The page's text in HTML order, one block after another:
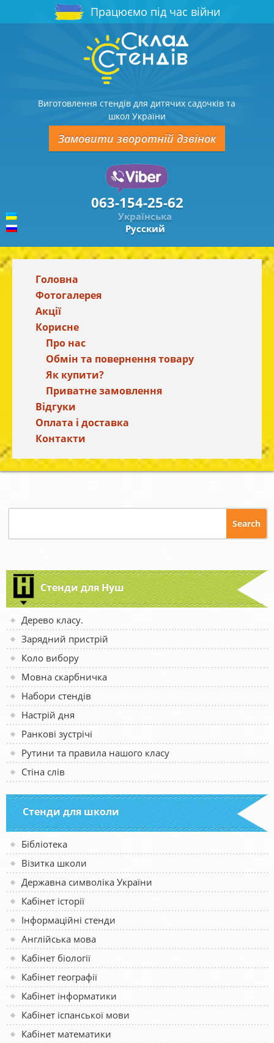
Працюємо під час війни
Виготовлення стендів для дитячих садочків та
школ України
Замовити зворотній дзвінок
063-154-25-62
Українська
Русский
Головна
Фотогалерея
Акції
Корисне
Про нас
Обмін та повернення товару
Як купити?
Приватне замовлення
Відгуки
Оплата і доставка
Контакти
Стенди для Нуш
Дерево класу.
Зарядний пристрій
Коло вибору
Мовна скарбничка
Набори стендів
Настрій дня
Ранкові зустрічі
Рутини та правила нашого класу
Стіна слів
Стенди для школи
Бібліотека
Візитка школи
Державна символіка України
Кабінет історії
Інформаційні стенди
Англійська мова
Кабінет біології
Кабінет географії
Кабінет інформатики
Кабінет іспанської мови
Кабінет математики